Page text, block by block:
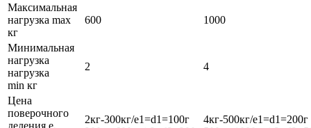
Максимальная
нагрузка max
кг
600 1000
Минимальная
нагрузка
нагрузка
min кг
2 4
Цена
поверочного
деления e,
2кг-300кг/e1=d1=100г
4кг-500кг/e1=d1=200г